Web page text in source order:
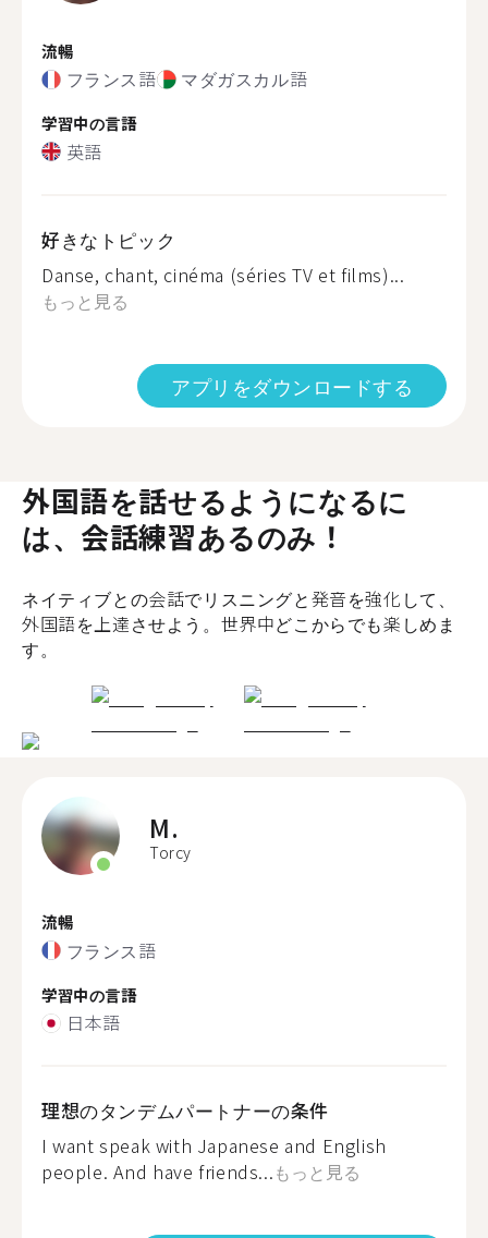
流暢
フランス語 マダガスカル語
学習中の言語
英語
好きなトピック
Danse, chant, cinéma (séries TV et films)...
もっと見る
アプリをダウンロードする
外国語を話せるようになるに
は、会話練習あるのみ！
ネイティブとの会話でリスニングと発音を強化して、
外国語を上達させよう。世界中どこからでも楽しめま
す。
M.
Torcy
流暢
フランス語
学習中の言語
日本語
理想のタンデムパートナーの条件
I want speak with Japanese and English
people. And have friends...もっと見る